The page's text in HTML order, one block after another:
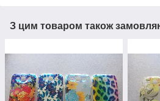
З цим товаром також